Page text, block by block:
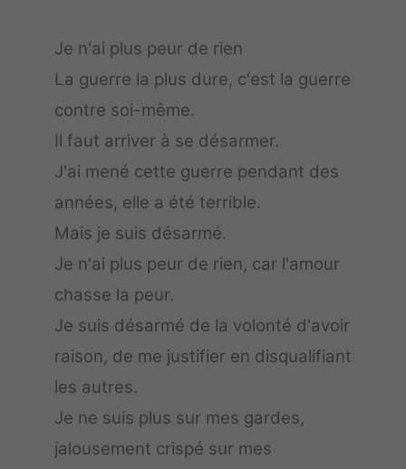
Je n'ai plus peur de rien
La guerre la plus dure, c'est la guerre
contre soi-même.
Il faut arriver à se désarmer.
J'ai mené cette guerre pendant des
années, elle a été terrible.
Mais je suis désarmé.
Je n'ai plus peur de rien, car l'amour
chasse la peur.
Je suis désarmé de la volonté d'avoir
raison, de me justifier en disqualifiant
les autres.
Je ne suis plus sur mes gardes,
jalousement crispé sur mes